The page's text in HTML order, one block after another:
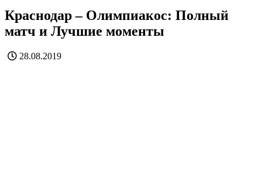
Краснодар – Олимпиакос: Полный
матч и Лучшие моменты
28.08.2019